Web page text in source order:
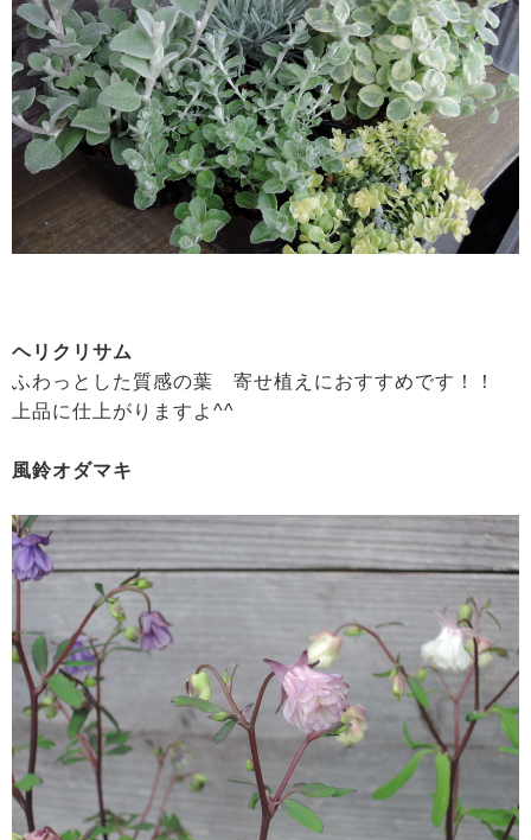
ヘリクリサム
ふわっとした質感の葉 寄せ植えにおすすめです！！
上品に仕上がりますよ^^
風鈴オダマキ